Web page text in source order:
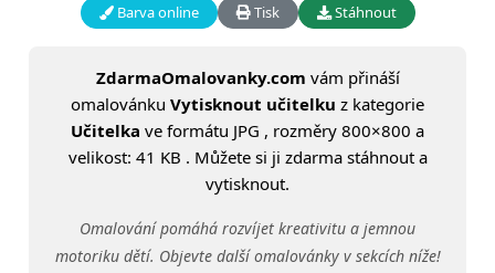
Barva online Tisk Stáhnout
ZdarmaOmalovanky.com vám přináší
omalovánku Vytisknout učitelku z kategorie
Učitelka ve formátu JPG , rozměry 800×800 a
velikost: 41 KB . Můžete si ji zdarma stáhnout a
vytisknout.
Omalování pomáhá rozvíjet kreativitu a jemnou
motoriku dětí. Objevte další omalovánky v sekcích níže!